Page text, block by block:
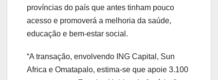
províncias do país que antes tinham pouco
acesso e promoverá a melhoria da saúde,
educação e bem-estar social.
“A transação, envolvendo ING Capital, Sun
Africa e Omatapalo, estima-se que apoie 3.100